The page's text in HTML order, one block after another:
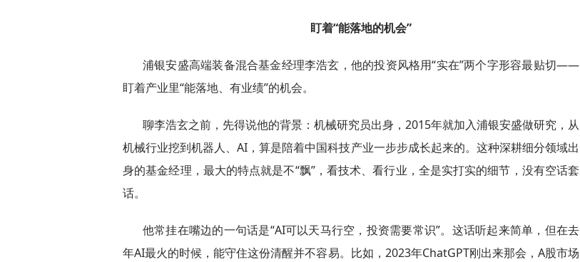
盯着“能落地的机会”
浦银安盛高端装备混合基金经理李浩玄，他的投资风格用“实在”两个字形容最贴切——
盯着产业里“能落地、有业绩”的机会。
聊李浩玄之前，先得说他的背景：机械研究员出身，2015年就加入浦银安盛做研究，从
机械行业挖到机器人、AI，算是陪着中国科技产业一步步成长起来的。这种深耕细分领域出
身的基金经理，最大的特点就是不“飘”，看技术、看行业，全是实打实的细节，没有空话套
话。
他常挂在嘴边的一句话是“AI可以天马行空，投资需要常识”。这话听起来简单，但在去
年AI最火的时候，能守住这份清醒并不容易。比如，2023年ChatGPT刚出来那会，A股市场